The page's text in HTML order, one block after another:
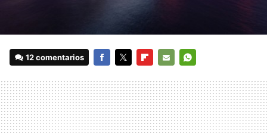
12 comentarios
MAIL